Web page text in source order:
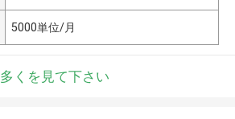
5000単位/月
多くを見て下さい